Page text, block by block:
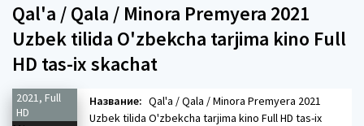
Qal'a / Qala / Minora Premyera 2021
Uzbek tilida O'zbekcha tarjima kino Full
HD tas-ix skachat
2021, Full
HD
Название: Qal'a / Qala / Minora Premyera 2021
Uzbek tilida O'zbekcha tarjima kino Full HD tas-ix